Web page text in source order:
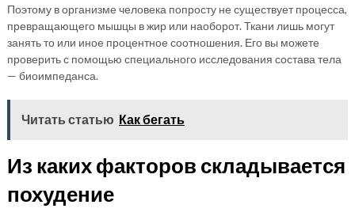
Поэтому в организме человека попросту не существует процесса,
превращающего мышцы в жир или наоборот. Ткани лишь могут
занять то или иное процентное соотношения. Его вы можете
проверить с помощью специального исследования состава тела
— биоимпеданса.
Читать статью Как бегать
Из каких факторов складывается
похудение